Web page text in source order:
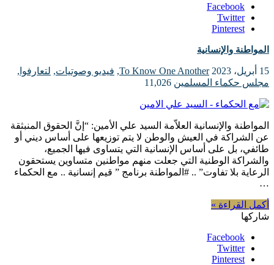
Facebook
Twitter
Pinterest
المواطنة والإنسانية
15 أبريل، 2023 To Know One Another
, فيديو وصوتيات, لتعارفوا ,
مجلس حكماء المسلمين 11,026
المواطنة والإنسانية العلاّمة السيد علي الأمين: “إنَّ الحقوق المنبثقة
عن الشراكة في العيش والوطن لا يتم توزيعها على أساس ديني أو
طائفي، بل على أساس الإنسانية التي يتساوى فيها الجميع،
والشراكة الوطنية التي جعلت منهم مواطنين متساوين يستحقون
الرعاية بلا تفاوت” .. #المواطنة برنامج ” قيم إنسانية .. مع الحكماء
…
أكمل القراءة »
شاركها
Facebook
Twitter
Pinterest